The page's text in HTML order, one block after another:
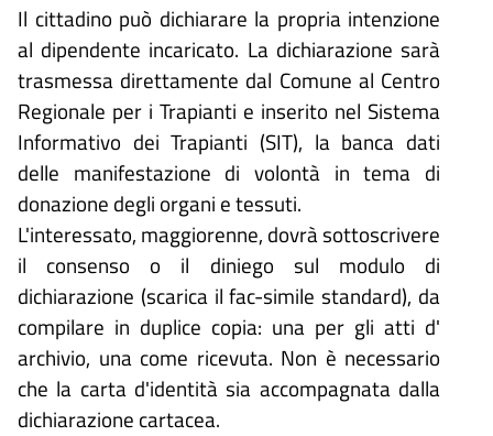
Il cittadino può dichiarare la propria intenzione
al dipendente incaricato. La dichiarazione sarà
trasmessa direttamente dal Comune al Centro
Regionale per i Trapianti e inserito nel Sistema
Informativo dei Trapianti (SIT), la banca dati
delle manifestazione di volontà in tema di
donazione degli organi e tessuti.
L'interessato, maggiorenne, dovrà sottoscrivere
il consenso o il diniego sul modulo di
dichiarazione (scarica il fac-simile standard), da
compilare in duplice copia: una per gli atti d'
archivio, una come ricevuta. Non è necessario
che la carta d'identità sia accompagnata dalla
dichiarazione cartacea.